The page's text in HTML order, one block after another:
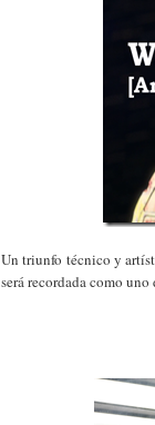
Un triunfo técnico y
será recordada como